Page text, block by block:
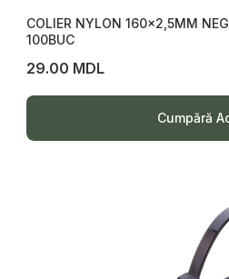
COLIER NYLON 160x2,5MM
100BUC
29.00 MDL
Cumpără